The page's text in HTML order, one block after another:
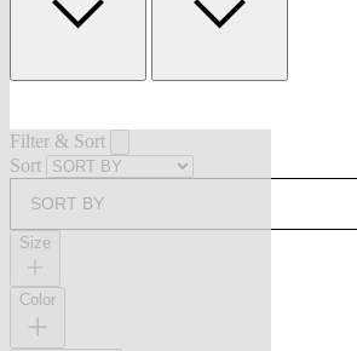
Filter & Sort
Sort
SORT BY
Size
Color